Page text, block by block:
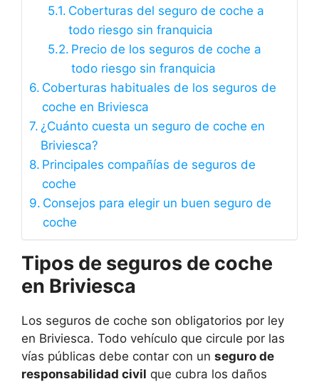
Coberturas del seguro de coche a
todo riesgo sin franquicia
Precio de los seguros de coche a
todo riesgo sin franquicia
Coberturas habituales de los seguros de
coche en Briviesca
¿Cuánto cuesta un seguro de coche en
Briviesca?
Principales compañías de seguros de
coche
Consejos para elegir un buen seguro de
coche
Tipos de seguros de coche
en Briviesca
Los seguros de coche son obligatorios por ley
en Briviesca. Todo vehículo que circule por las
vías públicas debe contar con un seguro de
responsabilidad civil que cubra los daños